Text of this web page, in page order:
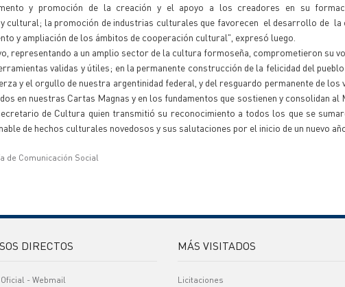
y promoción de la creación y el apoyo a los creadores en su
cultural; la promoción de industrias culturales que favorecen el desarrollo de la
y ampliación de los ámbitos de cooperación cultural", expresó luego.
representando a un amplio sector de la cultura formoseña, comprometieron su
validas y útiles; en la permanente construcción de la felicidad del
y el orgullo de nuestra argentinidad federal, y del resguardo permanente de los
en nuestras Cartas Magnas y en los fundamentos que sostienen y consolidan al
de Cultura quien transmitió su reconocimiento a todos los que se
de hechos culturales novedosos y sus salutaciones por el inicio de un nuevo
de Comunicación Social
DIRECTOS
- Webmail
MÁS VISITADOS
Licitaciones